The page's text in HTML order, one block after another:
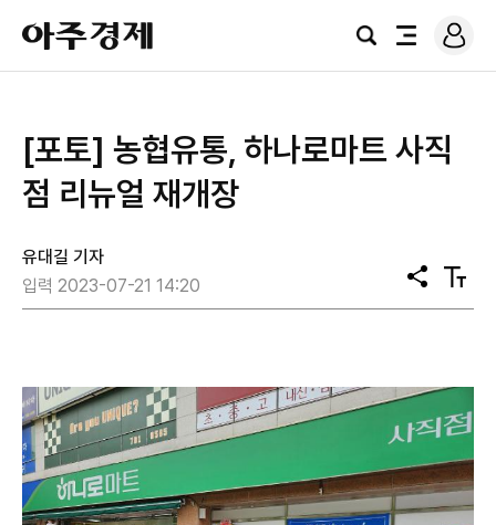
아
주
경
검
전
로
그
[포토] 농협유통, 하나로마트 사직
점 리뉴얼 재개장
유대길 기자
입력 2023-07-21 14:20
공
유
텍
스